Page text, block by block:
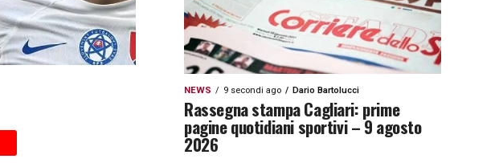
NEWS 9 secondi ago Dario Bartolucci
Rassegna stampa Cagliari: prime
pagine quotidiani sportivi – 9 agosto
2026